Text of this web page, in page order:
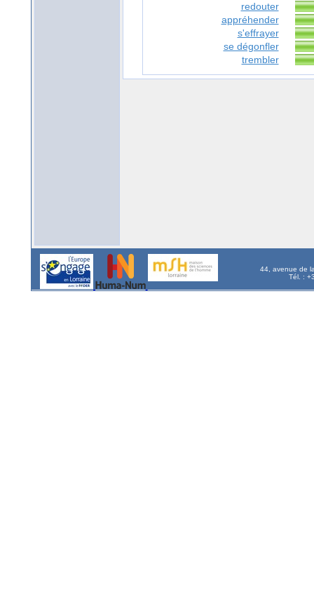
redouter
appréhender
s'effrayer
se dégonfler
trembler
44, avenue de
Tél. :